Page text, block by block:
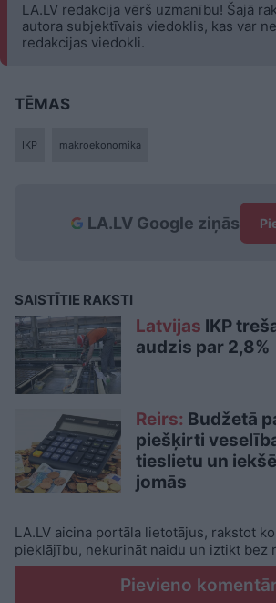
LA.LV redakcija vērš uzmanību! Šajā
autora subjektīvais viedoklis, kas var
redakcijas viedokli.
TĒMAS
IKP makroekonomika
LA.LV Google ziņās
SAISTĪTIE RAKSTI
Latvijas IKP
audzis par 2,8%
Reirs: Budžetā
piešķirti
tieslietu un
jomās
LA.LV aicina portāla lietotājus, rakstot
pieklājību, nekurināt naidu un iztikt bez
Pievieno